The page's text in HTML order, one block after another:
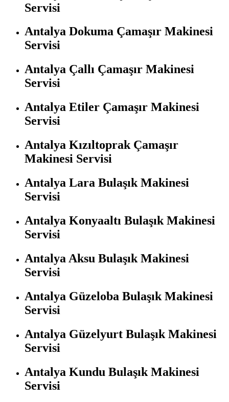
Servisi
Antalya Dokuma Çamaşır Makinesi
Servisi
Antalya Çallı Çamaşır Makinesi
Servisi
Antalya Etiler Çamaşır Makinesi
Servisi
Antalya Kızıltoprak Çamaşır
Makinesi Servisi
Antalya Lara Bulaşık Makinesi
Servisi
Antalya Konyaaltı Bulaşık Makinesi
Servisi
Antalya Aksu Bulaşık Makinesi
Servisi
Antalya Güzeloba Bulaşık Makinesi
Servisi
Antalya Güzelyurt Bulaşık Makinesi
Servisi
Antalya Kundu Bulaşık Makinesi
Servisi